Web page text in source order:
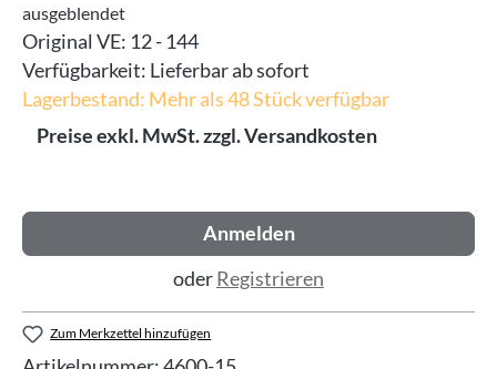
ausgeblendet
Original VE: 12 - 144
Verfügbarkeit: Lieferbar ab sofort
Lagerbestand: Mehr als 48 Stück verfügbar
Preise exkl. MwSt. zzgl. Versandkosten
Anmelden
oderRegistrieren
Zum Merkzettel hinzufügen